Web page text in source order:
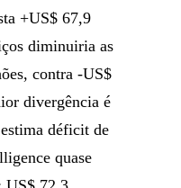
+US$ 67,9
diminuiria as
contra -US$
divergência é
déficit de
quase